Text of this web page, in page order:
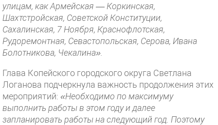
улицам, как Армейская — Коркинская,
Шахтстройская, Советской Конституции,
Сахалинская, 7 Ноября, Краснофлотская,
Рудоремонтная, Севастопольская, Серова, Ивана
Болотникова, Чекалина».
Глава Копейского городского округа Светлана
Логанова подчеркнула важность продолжения этих
мероприятий: «Необходимо по максимуму
выполнить работы в этом году и далее
запланировать работы на следующий год. Поэтому